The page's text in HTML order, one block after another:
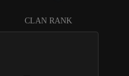
CLAN RANK